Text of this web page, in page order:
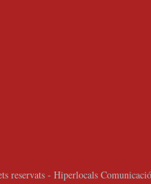
reservats - Hiperlocals